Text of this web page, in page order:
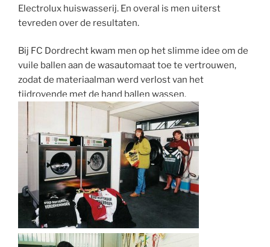
Electrolux huiswasserij. En overal is men uiterst
tevreden over de resultaten.
Bij FC Dordrecht kwam men op het slimme idee om de
vuile ballen aan de wasautomaat toe te vertrouwen,
zodat de materiaalman werd verlost van het
tijdrovende met de hand ballen wassen.